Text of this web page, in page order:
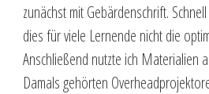
zunächst mit Gebärdenschrift.
dies für viele Lernende nicht die
Anschließend nutzte ich Materialien
Damals gehörten